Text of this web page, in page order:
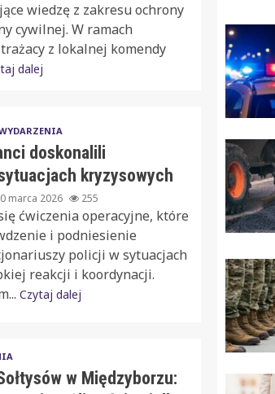
wiedzę z zakresu ochrony
cywilnej. W ramach
z lokalnej komendy
dalej
doskonalili
kryzysowych
marca 2026 255
ćwiczenia operacyjne, które
i podniesienie
policji w sytuacjach
reakcji i koordynacji.
Czytaj dalej
w Międzyborzu: